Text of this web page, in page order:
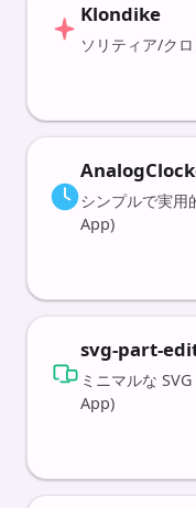
Klondike
ソリティア/ク
シンプルで実
App)
svg-part-
ミニマルな
App)